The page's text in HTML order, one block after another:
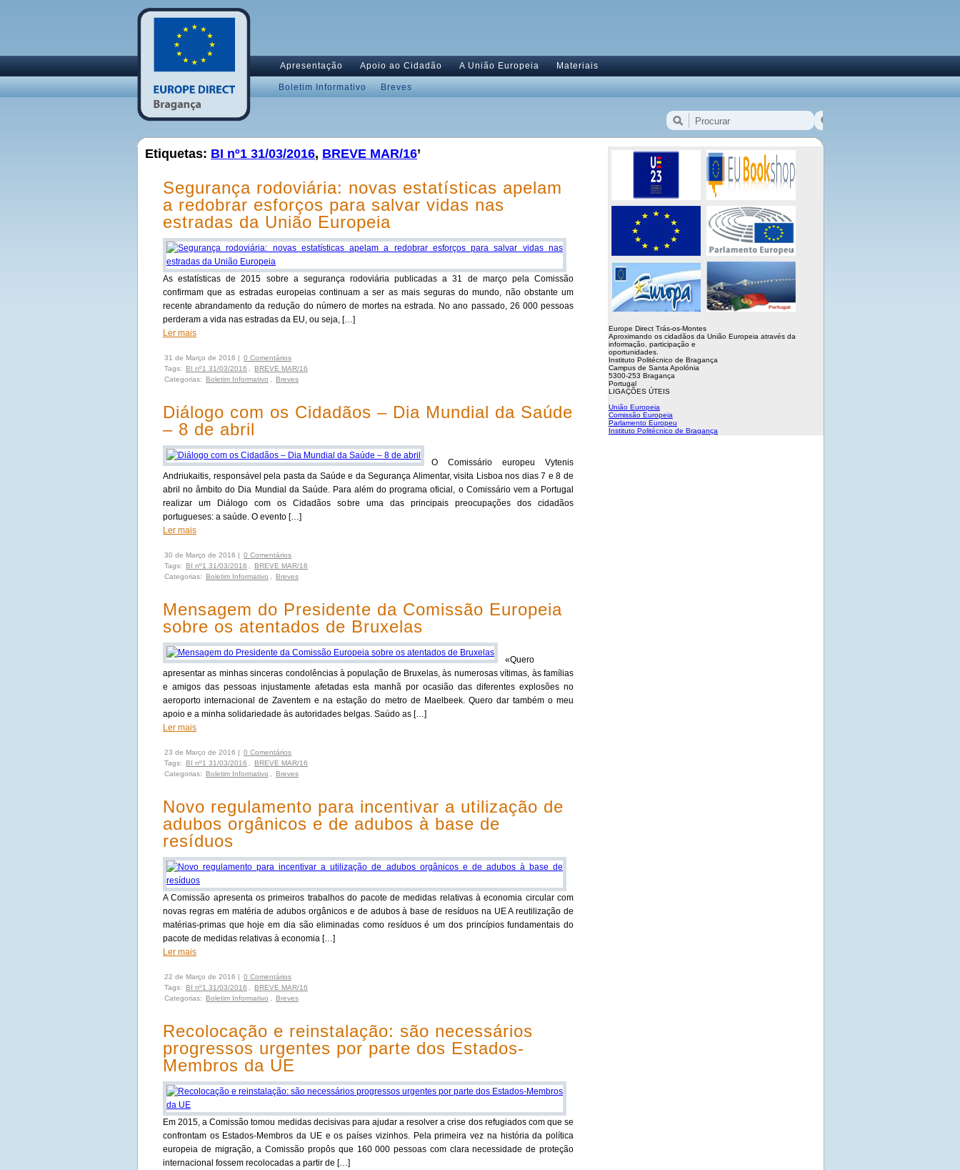
Apresentação Apoio ao Cidadão A União Europeia Materiais
Boletim Informativo Breves
Etiquetas: BI nº1 31/03/2016, BREVE MAR/16’
Segurança rodoviária: novas estatísticas apelam
a redobrar esforços para salvar vidas nas
estradas da União Europeia
As estatísticas de 2015 sobre a segurança rodoviária publicadas a 31 de março pela Comissão
confirmam que as estradas europeias continuam a ser as mais seguras do mundo, não obstante um
recente abrandamento da redução do número de mortes na estrada. No ano passado, 26 000 pessoas
perderam a vida nas estradas da EU, ou seja, […]
Ler mais
31 de Março de 2016 | 0 Comentários
Tags:
BI nº1 31/03/2016
BREVE MAR/16
Categorias:
Boletim Informativo Breves
Diálogo com os Cidadãos – Dia Mundial da Saúde
– 8 de abril
O Comissário europeu Vytenis
Andriukaitis, responsável pela pasta da Saúde e da Segurança Alimentar, visita Lisboa nos dias 7 e 8 de
abril no âmbito do Dia Mundial da Saúde. Para além do programa oficial, o Comissário vem a Portugal
realizar um Diálogo com os Cidadãos sobre uma das principais preocupações dos cidadãos
portugueses: a saúde. O evento […]
Ler mais
30 de Março de 2016 | 0 Comentários
Tags:
BI nº1 31/03/2016
BREVE MAR/16
Categorias:
Boletim Informativo Breves
Mensagem do Presidente da Comissão Europeia
sobre os atentados de Bruxelas
«Quero
apresentar as minhas sinceras condolências à população de Bruxelas, às numerosas vítimas, às famílias
e amigos das pessoas injustamente afetadas esta manhã por ocasião das diferentes explosões no
aeroporto internacional de Zaventem e na estação do metro de Maelbeek. Quero dar também o meu
apoio e a minha solidariedade às autoridades belgas. Saúdo as […]
Ler mais
23 de Março de 2016 | 0 Comentários
Tags:
BI nº1 31/03/2016
BREVE MAR/16
Categorias:
Boletim Informativo Breves
Novo regulamento para incentivar a utilização de
adubos orgânicos e de adubos à base de
resíduos
A Comissão apresenta os primeiros trabalhos do pacote de medidas relativas à economia circular com
novas regras em matéria de adubos orgânicos e de adubos à base de resíduos na UE A reutilização de
matérias-primas que hoje em dia são eliminadas como resíduos é um dos princípios fundamentais do
pacote de medidas relativas à economia […]
Ler mais
22 de Março de 2016 | 0 Comentários
Tags:
BI nº1 31/03/2016
BREVE MAR/16
Categorias:
Boletim Informativo Breves
Recolocação e reinstalação: são necessários
progressos urgentes por parte dos Estados-
Membros da UE
Em 2015, a Comissão tomou medidas decisivas para ajudar a resolver a crise dos refugiados com que se
confrontam os Estados-Membros da UE e os países vizinhos. Pela primeira vez na história da política
europeia de migração, a Comissão propôs que 160 000 pessoas com clara necessidade de proteção
internacional fossem recolocadas a partir de […]
Europe Direct Trás-os-Montes
Aproximando os cidadãos da União Europeia através da
informação, participação e
oportunidades.
Instituto Politécnico de Bragança
Campus de Santa Apolónia
5300-253 Bragança
Portugal
LIGAÇÕES ÚTEIS
União Europeia
Comissão Europeia
Parlamento Europeu
Instituto Politécnico de Bragança